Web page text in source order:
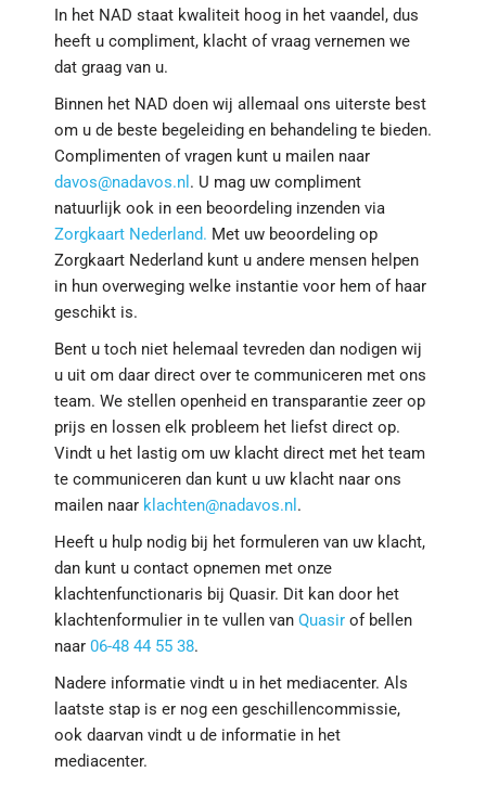
In het NAD staat kwaliteit hoog in het vaandel, dus
heeft u compliment, klacht of vraag vernemen we
dat graag van u.
Binnen het NAD doen wij allemaal ons uiterste best
om u de beste begeleiding en behandeling te bieden.
Complimenten of vragen kunt u mailen naar
davos@nadavos.nl . U mag uw compliment
natuurlijk ook in een beoordeling inzenden via
Zorgkaart Nederland. Met uw beoordeling op
Zorgkaart Nederland kunt u andere mensen helpen
in hun overweging welke instantie voor hem of haar
geschikt is.
Bent u toch niet helemaal tevreden dan nodigen wij
u uit om daar direct over te communiceren met ons
team. We stellen openheid en transparantie zeer op
prijs en lossen elk probleem het liefst direct op.
Vindt u het lastig om uw klacht direct met het team
te communiceren dan kunt u uw klacht naar ons
mailen naar klachten@nadavos.nl .
Heeft u hulp nodig bij het formuleren van uw klacht,
dan kunt u contact opnemen met onze
klachtenfunctionaris bij Quasir. Dit kan door het
klachtenformulier in te vullen van Quasir of bellen
naar 06-48 44 55 38.
Nadere informatie vindt u in het mediacenter. Als
laatste stap is er nog een geschillencommissie,
ook daarvan vindt u de informatie in het
mediacenter.